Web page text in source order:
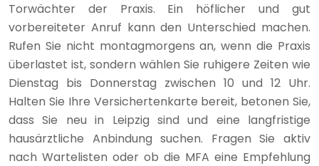
Torwächter der Praxis. Ein höflicher und gut
vorbereiteter Anruf kann den Unterschied machen.
Rufen Sie nicht montagmorgens an, wenn die Praxis
überlastet ist, sondern wählen Sie ruhigere Zeiten wie
Dienstag bis Donnerstag zwischen 10 und 12 Uhr.
Halten Sie Ihre Versichertenkarte bereit, betonen Sie,
dass Sie neu in Leipzig sind und eine langfristige
hausärztliche Anbindung suchen. Fragen Sie aktiv
nach Wartelisten oder ob die MFA eine Empfehlung